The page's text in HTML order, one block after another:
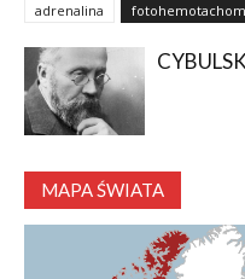
adrenalina
MAPA ŚWIATA